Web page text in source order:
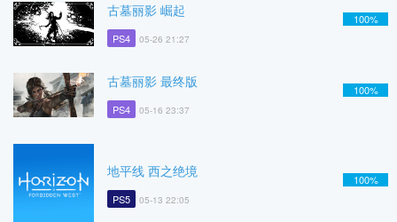
古墓丽影 崛起
PS4 05-26 21:27
100%
古墓丽影 最终版
PS4 05-16 23:37
100%
地平线 西之绝境
PS5 05-13 22:05
100%